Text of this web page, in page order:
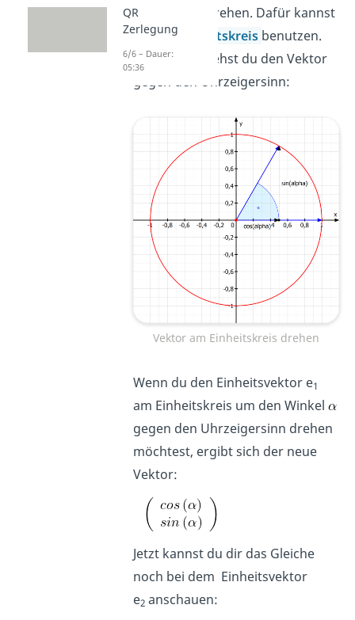
Winkel
zu drehen. Dafür kannst
du den Einheitskreis benutzen.
An diesem drehst du den Vektor
gegen den Uhrzeigersinn:
Vektor am Einheitskreis drehen
Wenn du den Einheitsvektor e1
am Einheitskreis um den Winkel
gegen den Uhrzeigersinn drehen
möchtest, ergibt sich der neue
Vektor:
Jetzt kannst du dir das Gleiche
noch bei dem Einheitsvektor
e2 anschauen:
QR
Zerlegung
6/6 – Dauer:
05:36